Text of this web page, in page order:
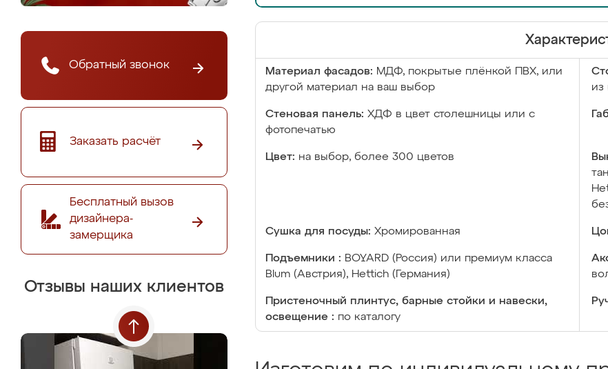
Обратный звонок
Заказать расчёт
Бесплатный вызов
дизайнера-
замерщика
Отзывы наших клиентов
Материал фасадов: МДФ, покрытые плёнкой ПВХ, или
другой материал на ваш выбор
из
Стеновая панель: ХДФ в цвет столешницы или с
фотопечатью
Цвет: на выбор, более 300 цветов
Сушка для посуды: Хромированная
Подъемники : BOYARD (Россия) или премиум класса
Blum (Австрия), Hettich (Германия)
Пристеночный плинтус, барные стойки и навески,
освещение : по каталогу